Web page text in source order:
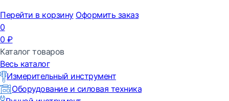
Перейти в корзину Оформить заказ
0
0 ₽
Каталог товаров
Весь каталог
Измерительный инструмент
Оборудование и силовая техника